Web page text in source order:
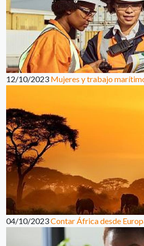
12/10/2023 Mujeres y trabajo
04/10/2023Contar África desde